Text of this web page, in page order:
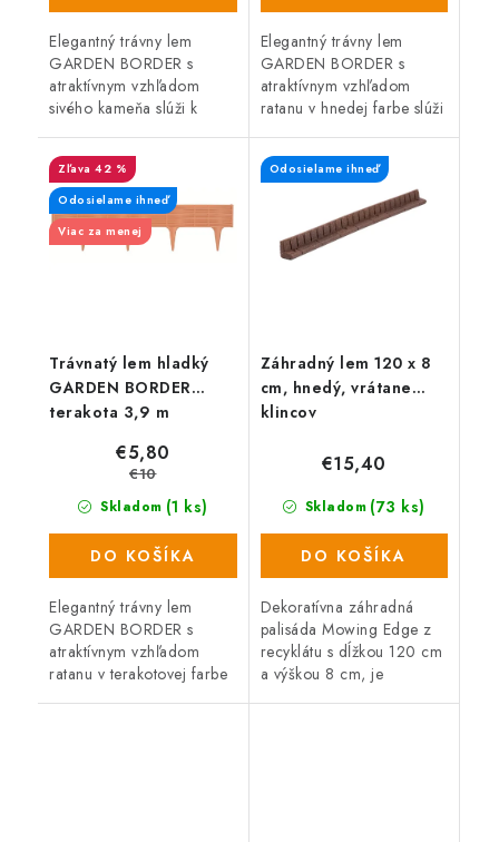
Elegantný trávny lem
GARDEN BORDER s
atraktívnym vzhľadom
sivého kameňa slúži k
a záhonov. Jednoduchá
inštalácia. Celková dĺžka
390 cm.
Elegantný trávny lem
GARDEN BORDER s
atraktívnym vzhľadom
ratanu v hnedej farbe slúži
ciest a záhonov.
Jednoduchá inštalácia.
Celková dĺžka 390 cm.
Trávnatý lem hladký
GARDEN BORDER
terakota 3,9 m
42 %
Odosielame ihneď
Viac za menej
Skladom (1 ks)
€5,80
€10
DO KOŠÍKA
Elegantný trávny lem
GARDEN BORDER s
atraktívnym vzhľadom
ratanu v terakotovej farbe
Záhradný lem 120 x 8
cm, hnedý, vrátane
klincov
Odosielame ihneď
Skladom (73 ks)
€15,40
DO KOŠÍKA
Dekoratívna záhradná
palisáda Mowing Edge z
recyklátu s dĺžkou 120 cm
a výškou 8 cm, je